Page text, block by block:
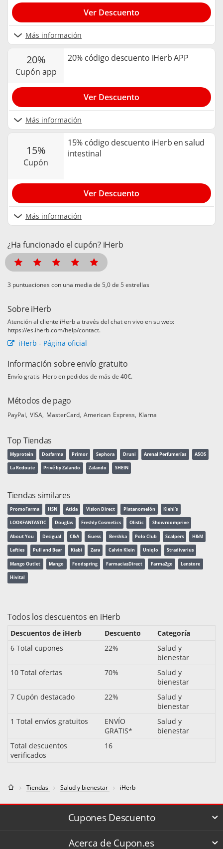
Más información
Ver Descuento
20%
cupón app
20% código descuento iHerb APP
Más información
Ver Descuento
15%
cupón
15% código descuento iHerb en salud
intestinal
Más información
Ver Descuento
¿Ha funcionado el cupón? iHerb
puntuaciones con una media de de 5 estrellas
Sobre iHerb
Atención al cliente iHerb a través del chat en vivo en su web:
https://es.iherb.com/help/contact.
iHerb - Página oficial
Información sobre envío gratuito
Envío gratis iHerb en pedidos de más de 40€.
Métodos de pago
PayPal VISA MasterCard American Express Klarna
Top Tiendas
Myprotein Dosfarma Primor Sephora Druni Arenal Perfumerías ASOS
La Redoute Privé by Zalando Zalando SHEIN
Tiendas similares
PromoFarma HSN Atida Vision Direct Platanomelón Kiehl's
LOOKFANTASTIC Douglas Freshly Cosmetics Olistic Showroomprive
About You Desigual C&A Guess Bershka Polo Club Scalpers H&M
Lefties Pull and Bear Kiabi Zara Calvin Klein Uniqlo Stradivarius
Mango Outlet Mango Foodspring FarmaciasDirect Farma2go Lenstore
Hivital
Todos los descuentos en iHerb
Descuentos de iHerb Descuento
Categoría
6 Total cupones
22%
Salud y
bienestar
10 Total ofertas
70%
Salud y
bienestar
7 Cupón destacado
22%
Salud y
bienestar
1 Total envíos gratuitos
ENVÍO
GRATIS*
Salud y
bienestar
Total descuentos
verificados
16
Tiendas Salud y bienestar iHerb
Cupones Descuento
Acerca de Cupon.es